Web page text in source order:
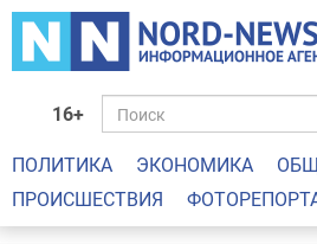
16+
ПОЛИТИКА ЭКОНОМИКА
ПРОИСШЕСТВИЯ